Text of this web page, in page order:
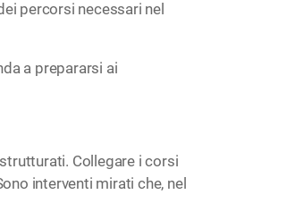
percorsi necessari nel
a prepararsi ai
Collegare i corsi
interventi mirati che, nel